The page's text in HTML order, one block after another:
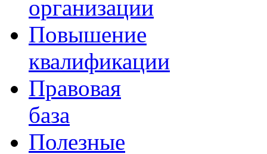
организации
Повышение
квалификации
Правовая
база
Полезные